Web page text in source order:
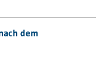
dem